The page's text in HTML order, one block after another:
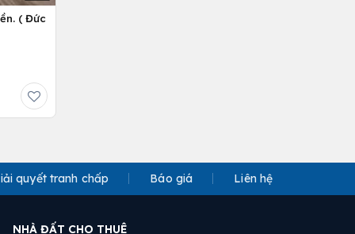
( Đức
quyết tranh chấp Báo giá Liên hệ
NHÀ ĐẤT CHO THUÊ